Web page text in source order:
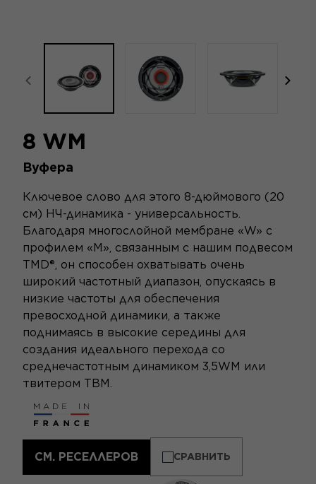
focal-naim-frontent::misc.prev_label
8 WM
Вуфера
Ключевое слово для этого 8-дюймового (20
см) НЧ-динамика - универсальность.
Благодаря многослойной мембране «W» с
профилем «M», связанным с нашим подвесом
TMD®, он способен охватывать очень
широкий частотный диапазон, опускаясь в
низкие частоты для обеспечения
превосходной динамики, а также
поднимаясь в высокие середины для
создания идеального перехода со
среднечастотным динамиком 3,5WM или
твитером TBM.
СМ. РЕСЕЛЛЕРОВ СРАВНИТЬ